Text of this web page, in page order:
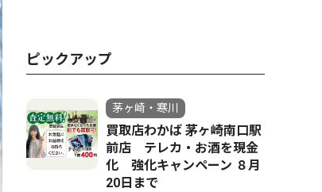
ピックアップ
茅ヶ崎・寒川
買取店わかば 茅ヶ崎南口駅
前店 テレカ・お酒を現金
化 強化キャンペーン ８月
20日まで